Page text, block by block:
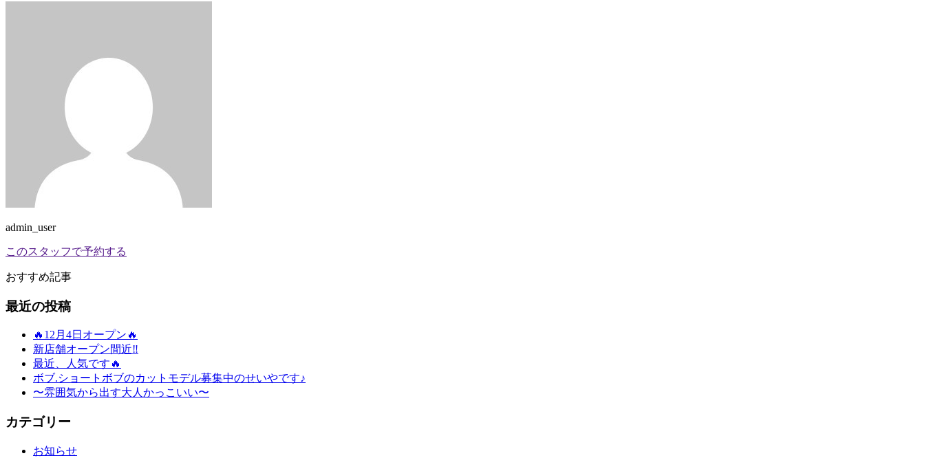
admin_user
このスタッフで予約する
おすすめ記事
最近の投稿
🔥12月4日オープン🔥
新店舗オープン間近‼️
最近、人気です🔥
ボブ.ショートボブのカットモデル募集中のせいやです♪
〜雰囲気から出す大人かっこいい〜
カテゴリー
お知らせ